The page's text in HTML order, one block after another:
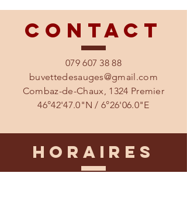
Contact
079 607 38 88
buvettedesauges@gmail.com
Combaz-de-Chaux, 1324 Premier
46°42'47.0"N / 6°26'06.0"E
Horaires